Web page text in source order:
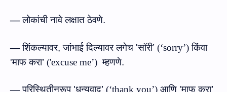
—लोकांची नावे लक्षात ठेवणे.
—शिंकल्यावर,जांभाई दिल्‍यावर लगेच 'सॉरी’ (‘sorry’) किंवा
'माफ करा’ ('excuse me’) म्हणणे.
—परिस्थितीनुरूप 'धन्यवाद’ (‘thank you’) आणि 'माफ करा’